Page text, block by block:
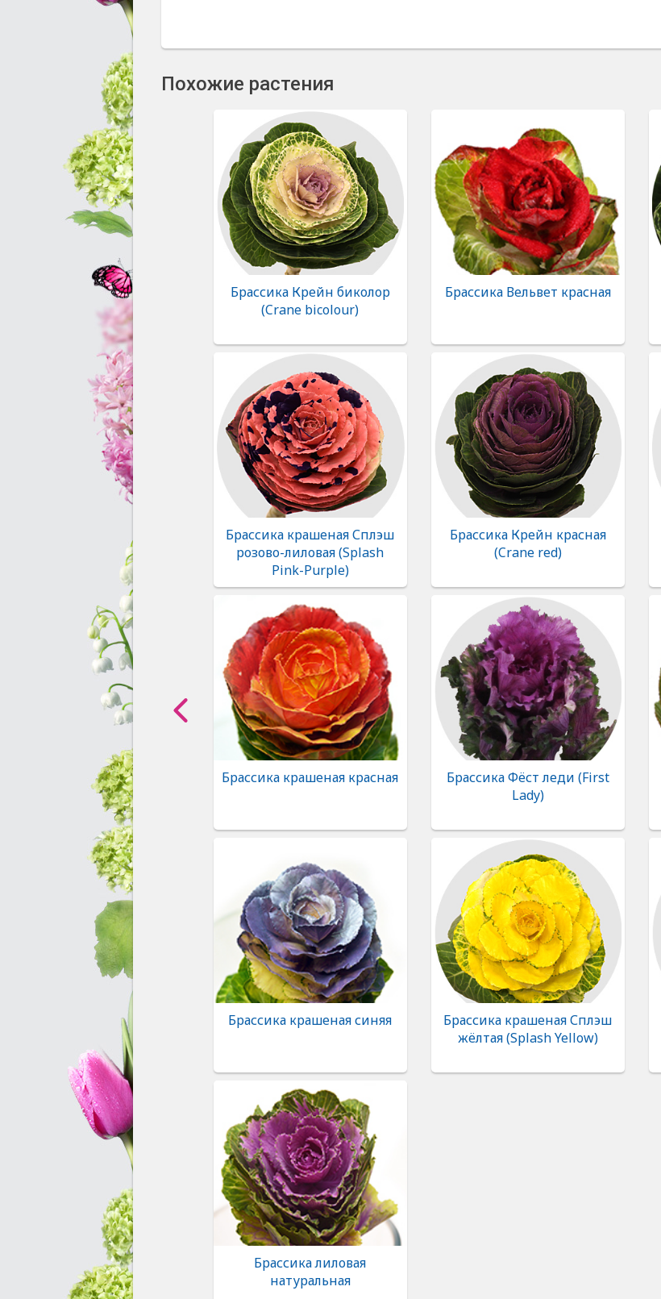
Похожие растения
Брассика Крейн биколор
(Crane bicolour)
Брассика Вельвет красная
Брассика крашеная Сплэш
розово-лиловая (Splash
Pink-Purple)
Брассика Крейн красная
(Crane red)
Брассика крашеная красная
Брассика Фёст леди (First
Lady)
Брассика крашеная синяя
Брассика крашеная Сплэш
жёлтая (Splash Yellow)
Брассика лиловая
натуральная